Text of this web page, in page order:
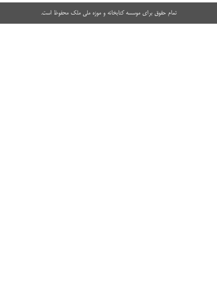
تمام حقوق برای موسسه کتابخانه و موزه ملی ملک محفوظ است.